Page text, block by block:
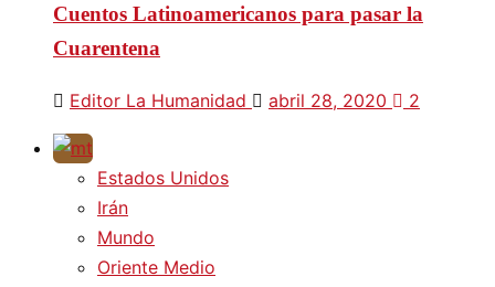
Cuentos Latinoamericanos para pasar la
Cuarentena
Editor La Humanidad abril 28, 2020 2
Estados Unidos
Irán
Mundo
Oriente Medio